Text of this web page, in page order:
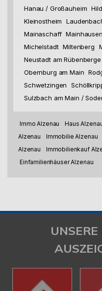
Hanau / Großauheim
Kleinostheim
Mainaschaff Mainhausen
Michelstadt Miltenberg
Neustadt am
Obernburg am Main
Schwetzingen
Sulzbach am Main /
Immo Alzenau Haus
Alzenau
Immobilie Alzenau
Alzenau
Immobilienkauf
Einfamilienhäuser Alzenau